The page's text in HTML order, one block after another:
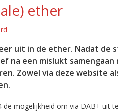
ether
uit in de ether. Nadat de
na een mislukt
Zowel via deze website
mogelijkheid om via DAB+ uit